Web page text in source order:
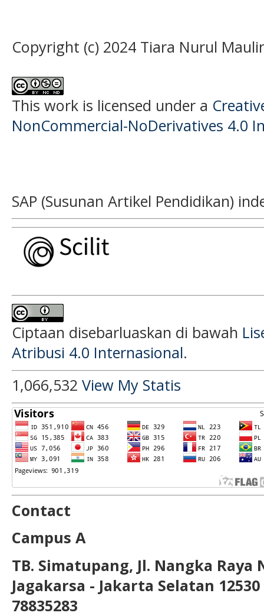
Copyright (c) 2024 Tiara Nurul
This work is licensed under a
NonCommercial-NoDerivatives 4.0
SAP (Susunan Artikel Pendidikan)
Ciptaan disebarluaskan di bawah
Atribusi 4.0 Internasional.
1,066,532 View My Statis
Contact
Campus A
TB. Simatupang, Jl. Nangka Raya
Jagakarsa - Jakarta Selatan 12530
78835283